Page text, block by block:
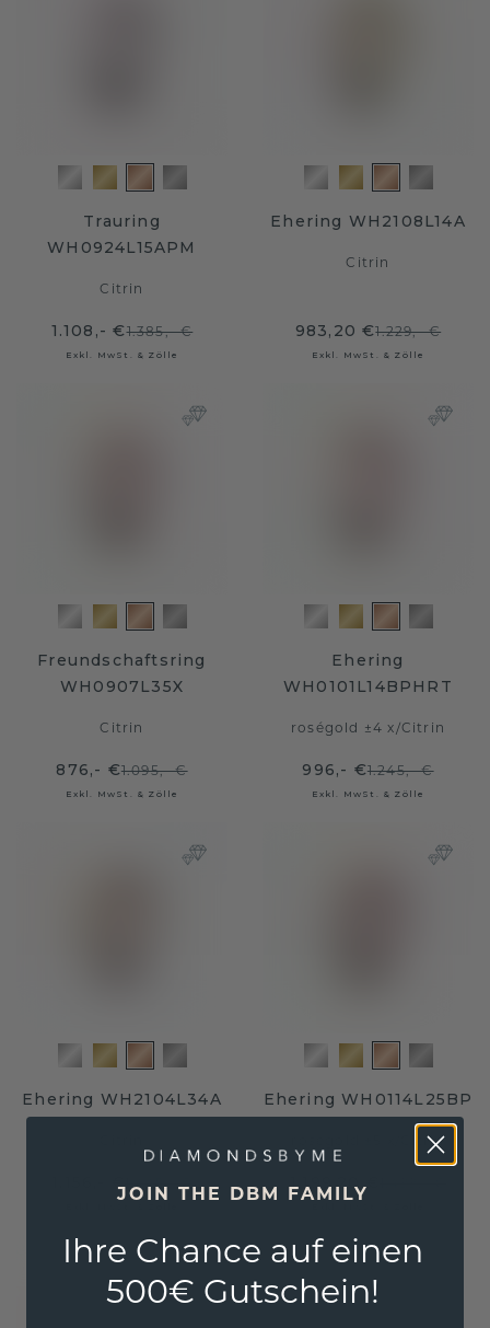
Trauring
WH0924L15APM
Citrin
1.108,- €1.385,- €
Exkl. MwSt. & Zölle
Ehering WH2108L14A
Citrin
983,20 €1.229,- €
Exkl. MwSt. & Zölle
Freundschaftsring
WH0907L35X
Citrin
876,- €1.095,- €
Exkl. MwSt. & Zölle
Ehering
WH0101L14BPHRT
roségold ±4 x/Citrin
996,- €1.245,- €
Exkl. MwSt. & Zölle
Ehering WH2104L34A
1.156,- €1.445,- €
Ehering WH0114L25BP
Citrin
1.199,20 €
JOIN THE DBM FAMILY
Ihre Chance auf einen
500€ Gutschein!